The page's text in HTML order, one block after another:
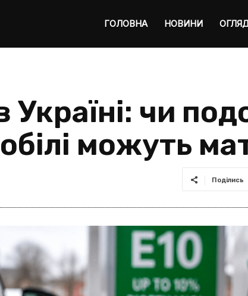
ГОЛОВНА НОВИНИ
Україні: чи
можуть
Поділись